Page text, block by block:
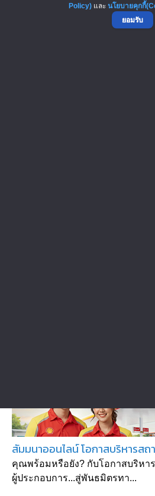
บริการสร้างทีมขายแฟ
สัมมนาออนไลน์ โอกาสบริหารสถ
คุณพร้อมหรือยัง? กับโอกาสบริหา
ผู้ประกอบการ...สู่พันธมิตรทา...
Policy)และ นโยบายคุกกี้
ยอมรับ